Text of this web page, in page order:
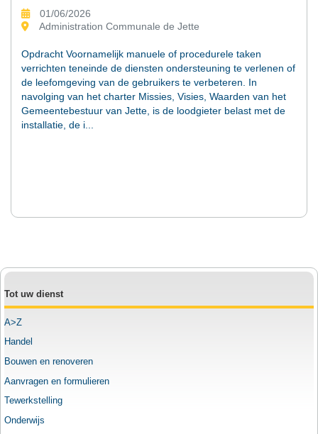
01/06/2026
Administration Communale de Jette
Opdracht Voornamelijk manuele of procedurele taken
verrichten teneinde de diensten ondersteuning te verlenen of
de leefomgeving van de gebruikers te verbeteren. In
navolging van het charter Missies, Visies, Waarden van het
Gemeentebestuur van Jette, is de loodgieter belast met de
installatie, de i
Tot uw dienst
A>Z
Handel
Bouwen en renoveren
Aanvragen en formulieren
Tewerkstelling
Onderwijs